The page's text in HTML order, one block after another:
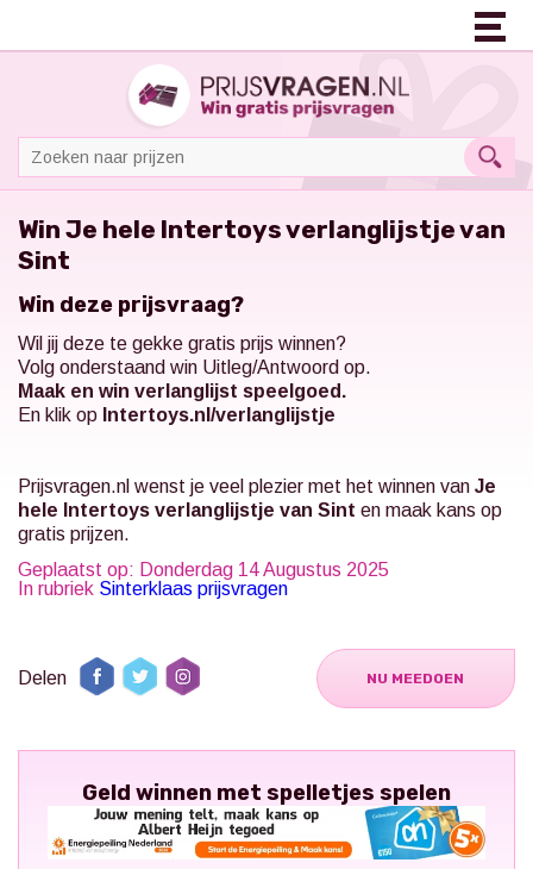
Win Je hele Intertoys verlanglijstje van
Sint
Win deze prijsvraag?
Wil jij deze te gekke gratis prijs winnen?
Volg onderstaand win Uitleg/Antwoord op.
Maak en win verlanglijst speelgoed.
En klik op Intertoys.nl/verlanglijstje
Prijsvragen.nl wenst je veel plezier met het winnen van Je
hele Intertoys verlanglijstje van Sint en maak kans op
gratis prijzen.
Geplaatst op: Donderdag 14 Augustus 2025
In rubriek Sinterklaas prijsvragen
Delen NU MEEDOEN
Geld winnen met spelletjes spelen